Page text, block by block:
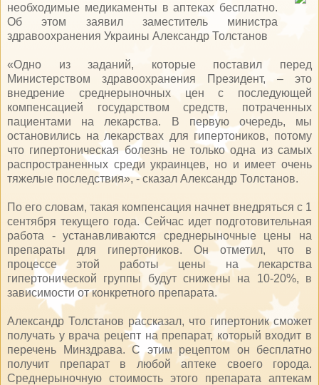
необходимые медикаменты в аптеках бесплатно.
Об этом заявил заместитель министра
здравоохранения Украины Александр Толстанов
«Одно из заданий, которые поставил перед
Министерством здравоохранения Президент, – это
внедрение среднерыночных цен с последующей
компенсацией государством средств, потраченных
пациентами на лекарства. В первую очередь, мы
остановились на лекарствах для гипертоников, потому
что гипертоническая болезнь не только одна из самых
распространенных среди украинцев, но и имеет очень
тяжелые последствия», - сказал Александр Толстанов.
По его словам, такая компенсация начнет внедряться с 1
сентября текущего года. Сейчас идет подготовительная
работа - устанавливаются среднерыночные цены на
препараты для гипертоников. Он отметил, что в
процессе этой работы цены на лекарства
гипертонической группы будут снижены на 10-20%, в
зависимости от конкретного препарата.
Александр Толстанов рассказал, что гипертоник сможет
получать у врача рецепт на препарат, который входит в
перечень Минздрава. С этим рецептом он бесплатно
получит препарат в любой аптеке своего города.
Среднерыночную стоимость этого препарата аптекам